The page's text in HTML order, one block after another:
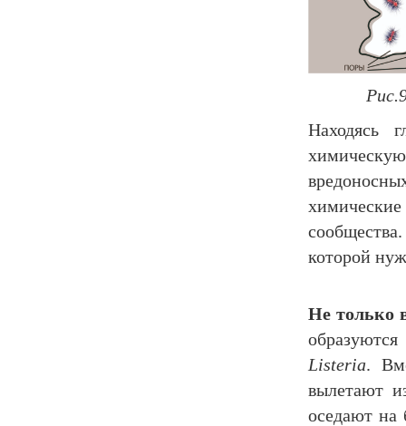
Находясь
которой
Не только
Listeria.
вылетают
оседают на